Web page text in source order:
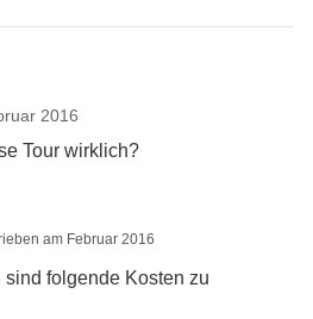
2016
Tour wirklich?
am Februar 2016
folgende Kosten zu